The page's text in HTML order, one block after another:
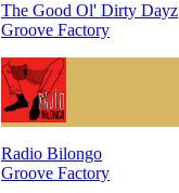
The Good Ol' Dirty Dayz
Groove Factory
Radio Bilongo
Groove Factory